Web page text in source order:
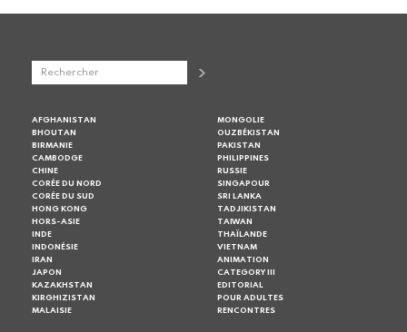
AFGHANISTAN
BHOUTAN
BIRMANIE
CAMBODGE
CHINE
CORÉE DU NORD
CORÉE DU SUD
HONG KONG
HORS-ASIE
INDE
INDONÉSIE
IRAN
JAPON
KAZAKHSTAN
KIRGHIZISTAN
MALAISIE
MONGOLIE
OUZBÉKISTAN
PAKISTAN
PHILIPPINES
RUSSIE
SINGAPOUR
SRI LANKA
TADJIKISTAN
TAIWAN
THAÏLANDE
VIETNAM
ANIMATION
CATEGORY III
EDITORIAL
POUR ADULTES
RENCONTRES